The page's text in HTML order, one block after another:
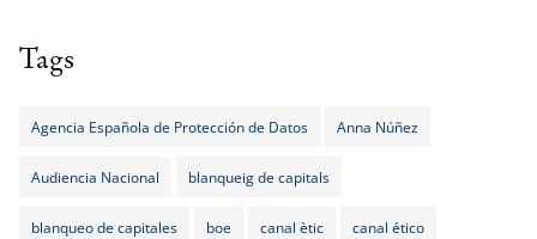
Tags
Agencia Española de Protección de Datos Anna Núñez
Audiencia Nacional blanqueig de capitals
blanqueo de capitales boe canal ètic canal ético